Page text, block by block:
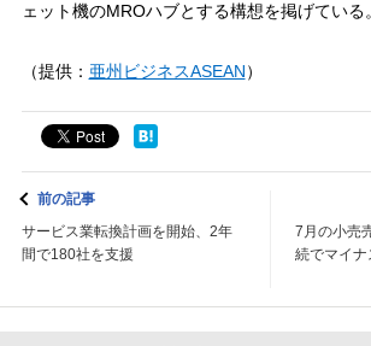
ェット機のMROハブとする構想を掲げている。
（提供： 亜州ビジネスASEAN）
前の記事
サービス業転換計画を開始、2年
間で180社を支援
7月の小売
続でマイナ